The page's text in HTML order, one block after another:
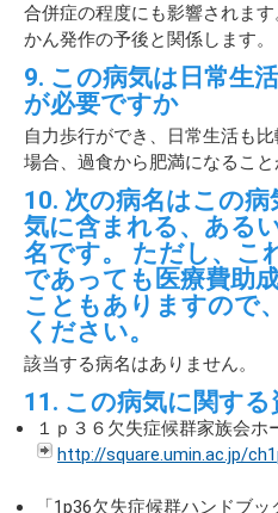
合併症の程度にも影響されま
かん発作の予後と関係します。
9. この病気は日常生
が必要ですか
自力歩行ができ、日常生活も
場合、過食から肥満になること
10. 次の病名はこの
気に含まれる、ある
名です。 ただし、こ
であっても医療費助
こともありますので
ください。
該当する病名はありません。
11. この病気に関す
１ｐ３６欠失症候群家族会ホ
http://square.umin.ac.jp/
「1p36欠失症候群ハンドブ